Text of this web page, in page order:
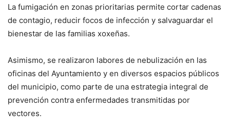
La fumigación en zonas prioritarias permite cortar cadenas
de contagio, reducir focos de infección y salvaguardar el
bienestar de las familias xoxeñas.
Asimismo, se realizaron labores de nebulización en las
oficinas del Ayuntamiento y en diversos espacios públicos
del municipio, como parte de una estrategia integral de
prevención contra enfermedades transmitidas por
vectores.